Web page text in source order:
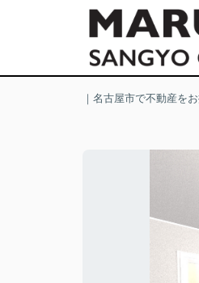
｜名古屋市で不動産を